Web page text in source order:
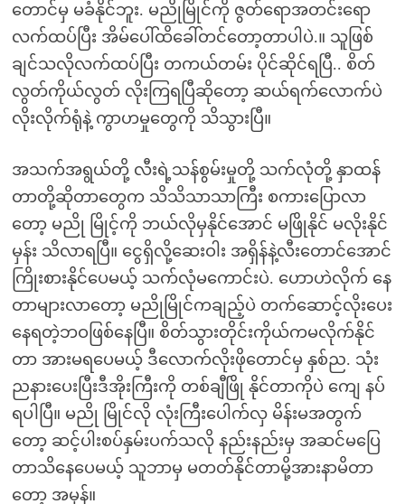
တောင်မှ မခံနိုင်ဘူး. မညိုမြိုင်ကို ဇွတ်ရောအတင်းရော
လက်ထပ်ပြီး အိမ်ပေါ်ထိခေါ်တင်တော့တာပါပဲ.။ သူဖြစ်
ချင်သလိုလက်ထပ်ပြီး တကယ်တမ်း ပိုင်ဆိုင်ရပြီ.. စိတ်
လွတ်ကိုယ်လွတ် လိုးကြရပြီဆိုတော့ ဆယ်ရက်လောက်ပဲ
လိုးလိုက်ရုံနဲ့ ကွာဟမှုတွေကို သိသွားပြီ။
အသက်အရွယ်တို့ လီးရဲ့သန်စွမ်းမှုတို့ သက်လုံတို့ နှာထန်
တာတို့ဆိုတာတွေက သိသိသာသာကြီး စကားပြောလာ
တော့ မညို မြိုင့်ကို ဘယ်လိုမှနိုင်အောင် မဖြိုနိုင် မလိုးနိုင်
မှန်း သိလာရပြီ။ ငွေရှိလို့ဆေးဝါး အရှိန်နဲ့လီးတောင်အောင်
ကြိုးစားနိုင်ပေမယ့် သက်လုံမကောင်းပဲ. ဟောဟဲလိုက် နေ
တာများလာတော့ မညိုမြိုင်ကချည့်ပဲ တက်ဆောင့်လိုးပေး
နေရတဲ့ဘဝဖြစ်နေပြီ။ စိတ်သွားတိုင်းကိုယ်ကမလိုက်နိုင်
တာ အားမရပေမယ့် ဒီလောက်လိုးဖိုတောင်မှ နှစ်ည. သုံး
ညနားပေးပြီးဒီအိုးကြီးကို တစ်ချီဖြို နိုင်တာကိုပဲ ကျေ နပ်
ရပါပြီ။ မညို မြိုင်လို လုံးကြီးပေါက်လှ မိန်းမအတွက်
တော့ ဆင့်ပါးစပ်နှမ်းပက်သလို နည်းနည်းမှ အဆင်မပြေ
တာသိနေပေမယ့် သူဘာမှ မတတ်နိုင်တာမို့အားနာမိတာ
တော့ အမှန်။